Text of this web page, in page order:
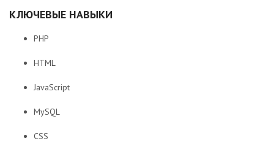
КЛЮЧЕВЫЕ НАВЫКИ
PHP
HTML
JavaScript
MySQL
CSS